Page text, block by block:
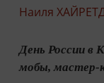
Наиля
День России в
мобы, мастер-